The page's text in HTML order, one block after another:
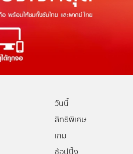
วันนี้
สิทธิพิเศษ
เกม